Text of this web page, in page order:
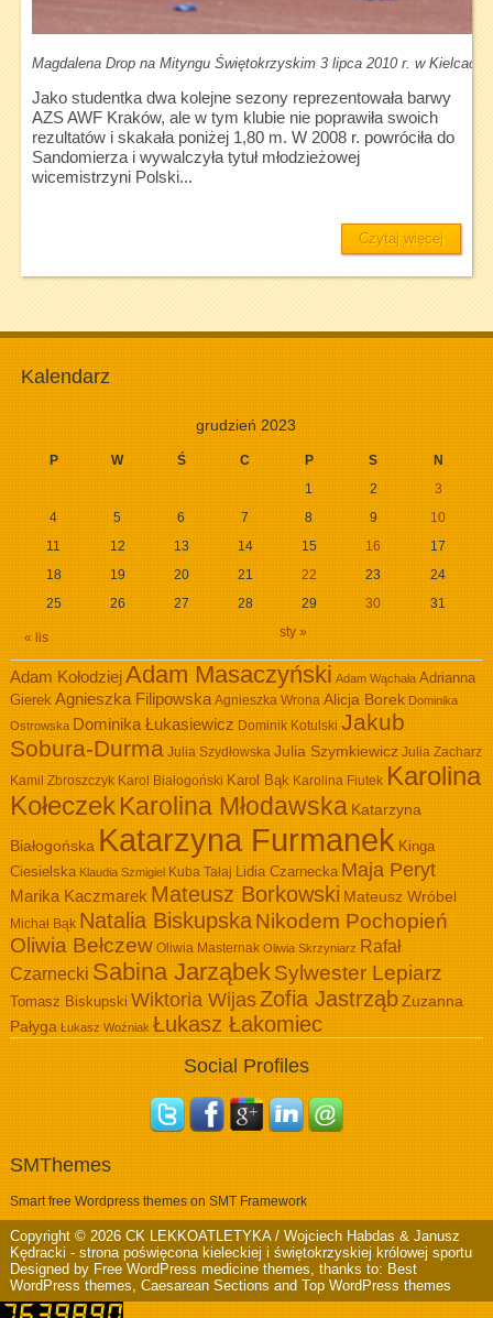
Magdalena Drop na Mityngu Świętokrzyskim 3 lipca 2010 r. w Kielcach
Jako studentka dwa kolejne sezony reprezentowała barwy
AZS AWF Kraków, ale w tym klubie nie poprawiła swoich
rezultatów i skakała poniżej 1,80 m. W 2008 r. powróciła do
Sandomierza i wywalczyła tytuł młodzieżowej
wicemistrzyni Polski...
Czytaj więcej
Kalendarz
grudzień 2023
P W Ś C P S N
« lis sty »
1 2
3
4
5 6 7 8 9
10
11
12 13 14 15 16
17
18
19 20 21 22 23
24
25
26 27 28 29 30 31
Adam KołodziejAdam Masaczyński Adam Wąchała Adrianna
Gierek Agnieszka Filipowska Agnieszka Wrona Alicja Borek Dominika
Ostrowska Dominika Łukasiewicz Dominik Kotulski Jakub
Sobura-Durma Julia Szydłowska Julia Szymkiewicz Julia Zacharz
Kamil Zbroszczyk Karol Białogoński Karol Bąk Karolina Fiutek Karolina
KołeczekKarolina Młodawska Katarzyna
Białogońska Katarzyna Furmanek Kinga
Ciesielska Klaudia Szmigiel Kuba Tałaj Lidia Czarnecka Maja Peryt
Marika Kaczmarek Mateusz Borkowski Mateusz Wróbel
Michał Bąk Natalia BiskupskaNikodem Pochopień
Oliwia Bełczew Oliwia Masternak Oliwia Skrzyniarz Rafał
Czarnecki Sabina JarząbekSylwester Lepiarz
Tomasz Biskupski Wiktoria WijasZofia JastrząbZuzanna
Pałyga Łukasz Woźniak Łukasz Łakomiec
Social Profiles
SMThemes
Smart free Wordpress themes on SMT Framework
Copyright © 2026 CK LEKKOATLETYKA / Wojciech Habdas & Janusz
Kędracki - strona poświęcona kieleckiej i świętokrzyskiej królowej sportu
Designed by Free WordPress medicine themes , thanks to: Best
WordPress themes Caesarean Sections and Top WordPress themes